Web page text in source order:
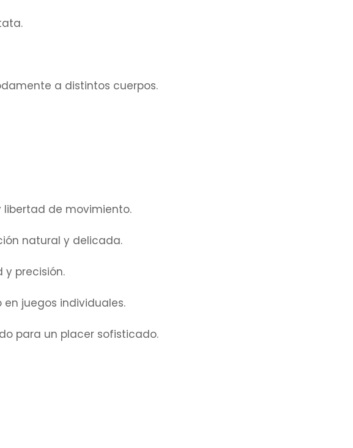
a distintos cuerpos.
libertad de movimiento.
natural y delicada.
precisión.
juegos individuales.
para un placer sofisticado.